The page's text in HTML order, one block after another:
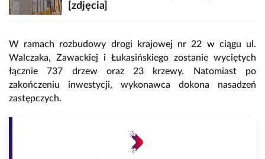
[zdjęcia]
W ramach rozbudowy drogi krajowej nr 22 w ciągu ul.
Walczaka, Zawackiej i Łukasińskiego zostanie wyciętych
łącznie 737 drzew oraz 23 krzewy. Natomiast po
zakończeniu inwestycji, wykonawca dokona nasadzeń
zastępczych.